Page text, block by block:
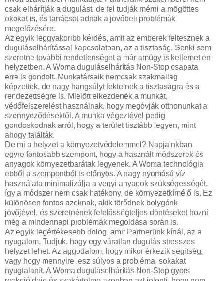
csak elhárítják a dugulást, de fel tudják mérni a mögöttes
okokat is, és tanácsot adnak a jövőbeli problémák
megelőzésére.
Az egyik leggyakoribb kérdés, amit az emberek feltesznek a
duguláselhárítással kapcsolatban, az a tisztaság. Senki sem
szeretne további rendetlenséget a már amúgy is kellemetlen
helyzetben. A Woma duguláselhárítás Non-Stop csapata
erre is gondolt. Munkatársaik nemcsak szakmailag
képzettek, de nagy hangsúlyt fektetnek a tisztaságra és a
rendezettségre is. Mielőtt elkezdenék a munkát,
védőfelszerelést használnak, hogy megóvják otthonunkat a
szennyeződésektől. A munka végeztével pedig
gondoskodnak arról, hogy a terület tisztább legyen, mint
ahogy találták.
De mi a helyzet a környezetvédelemmel? Napjainkban
egyre fontosabb szempont, hogy a használt módszerek és
anyagok környezetbarátak legyenek. A Woma technológia
ebből a szempontból is előnyös. A nagy nyomású víz
használata minimalizálja a vegyi anyagok szükségességét,
így a módszer nem csak hatékony, de környezetkímélő is. Ez
különösen fontos azoknak, akik törődnek bolygónk
jövőjével, és szeretnének felelősségteljes döntéseket hozni
még a mindennapi problémák megoldása során is.
Az egyik legértékesebb dolog, amit Partnerünk kínál, az a
nyugalom. Tudjuk, hogy egy váratlan dugulás stresszes
helyzet lehet. Az aggodalom, hogy mikor érkezik segítség,
vagy hogy mennyire lesz súlyos a probléma, sokakat
nyugtalanít. A Woma duguláselhárítás Non-Stop gyors